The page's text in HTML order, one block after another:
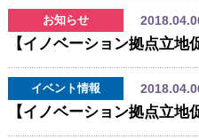
お知らせ
イベント情報